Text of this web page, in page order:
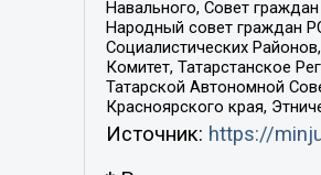
Навального, Совет
Народный совет граждан
Социалистических
Комитет, Татарстанское
Татарской Автономной
Красноярского края,
Источник: https://